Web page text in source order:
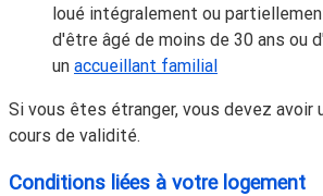
loué intégralement ou
d'être âgé de moins de 30 ans ou
un accueillant familial
Si vous êtes étranger, vous devez avoir
cours de validité.
Conditions liées à votre logement